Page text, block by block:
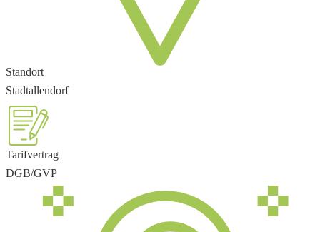
Standort
Stadtallendorf
Tarifvertrag
DGB/GVP